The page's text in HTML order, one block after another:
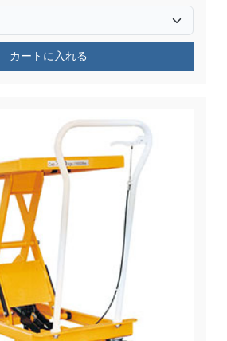
カートに入れる